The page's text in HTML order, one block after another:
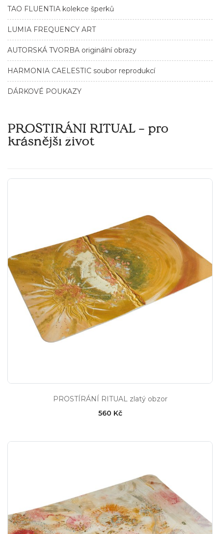
TAO FLUENTIA kolekce šperků
LUMIA FREQUENCY ART
AUTORSKÁ TVORBA originální obrazy
HARMONIA CAELESTIC soubor reprodukcí
DÁRKOVÉ POUKAZY
PROSTÍRÁNÍ RITUAL – pro
krásnější život
PROSTÍRÁNÍ RITUAL zlatý obzor
560 Kč